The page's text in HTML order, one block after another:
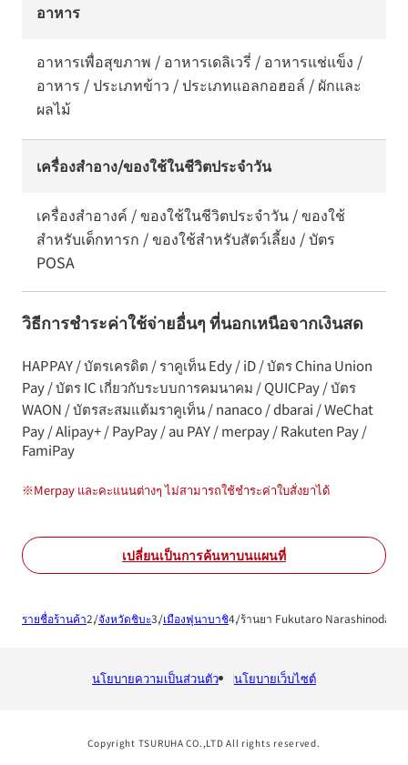
อาหาร
อาหารเพื่อสุขภาพ / อาหารเดลิเวรี่ / อาหารแช่แข็ง /
อาหาร / ประเภทข้าว / ประเภทแอลกอฮอล์ / ผักและ
ผลไม้
เครื่องสำอาง/ของใช้ในชีวิตประจำวัน
เครื่องสำอางค์ / ของใช้ในชีวิตประจำวัน / ของใช้
สำหรับเด็กทารก / ของใช้สำหรับสัตว์เลี้ยง / บัตร
POSA
วิธีการชำระค่าใช้จ่ายอื่นๆ ที่นอกเหนือจากเงินสด
HAPPAY / บัตรเครดิต / ราคูเท็น Edy / iD / บัตร China Union
Pay / บัตร IC เกี่ยวกับระบบการคมนาคม / QUICPay / บัตร
WAON / บัตรสะสมแต้มราคูเท็น / nanaco / dbarai / WeChat
Pay / Alipay+ / PayPay / au PAY / merpay / Rakuten Pay /
FamiPay
※Merpay และคะแนนต่างๆ ไม่สามารถใช้ชำระค่าใบสั่งยาได้
เปลี่ยนเป็นการค้นหาบนแผนที่
รายชื่อร้านค้า จังหวัดชิบะ เมืองฟุนาบาชิ ร้านยา Fukutaro Narashinodai
นโยบายความเป็นส่วนตัว นโยบายเว็บไซต์
Copyright TSURUHA CO.,LTD All rights reserved.